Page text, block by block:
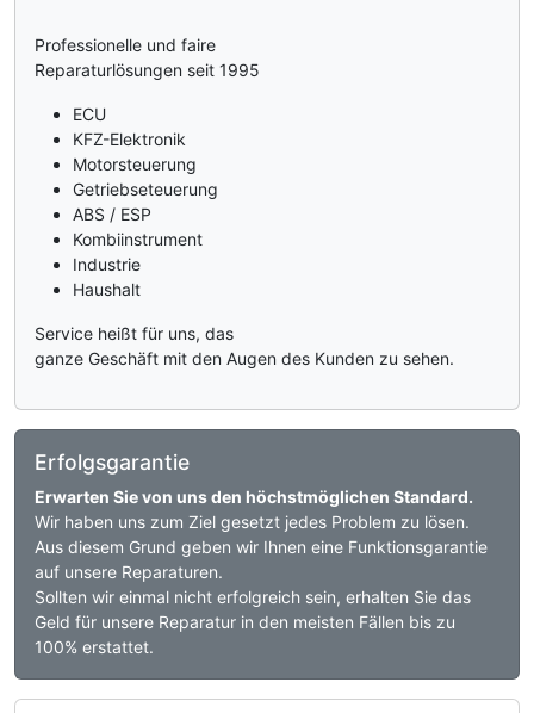
Professionelle und faire
Reparaturlösungen seit 1995
ECU
KFZ-Elektronik
Motorsteuerung
Getriebseteuerung
ABS / ESP
Kombiinstrument
Industrie
Haushalt
Service heißt für uns, das
ganze Geschäft mit den Augen des Kunden zu sehen.
Erfolgsgarantie
Erwarten Sie von uns den höchstmöglichen Standard.
Wir haben uns zum Ziel gesetzt jedes Problem zu lösen.
Aus diesem Grund geben wir Ihnen eine Funktionsgarantie
auf unsere Reparaturen.
Sollten wir einmal nicht erfolgreich sein, erhalten Sie das
Geld für unsere Reparatur in den meisten Fällen bis zu
100% erstattet.